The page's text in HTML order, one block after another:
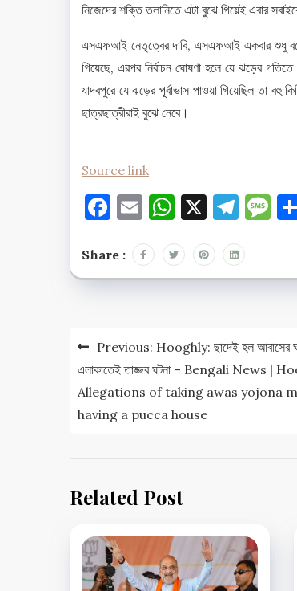
নিজেদের শক্তি তলানিতে এটা বুঝে গিয়েই এবার
এসএফআই নেতৃত্বের দাবি, এসএফআই একবার শুধু
গিয়েছে, এরপর নির্বাচন ঘোষণা হলে যে ঝড়ের
যাদবপুরে যে ঝড়ের পূর্বাভাস পাওয়া গিয়েছিল তা বহু
ছাত্রছাত্রীরাই বুঝে নেবে।
Source link
Facebook
EmailWhatsApp
X
Share :
Post
navigation
Previous: Hooghly: ছাদেই হল আবাসের
এলাকাতেই তাজ্জব ঘটনা – Bengali News |
Allegations of taking awas yojona
having a pucca house
Related Post